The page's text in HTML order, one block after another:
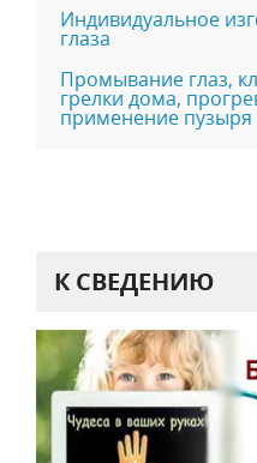
Индивидуальное
глаза
Промывание глаз,
грелки дома,
применение пузыря
К СВЕДЕНИЮ